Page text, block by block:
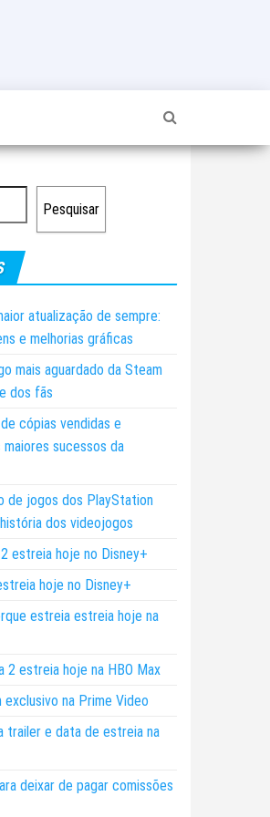
Pesquisar
atualização de sempre:
e melhorias gráficas
mais aguardado da Steam
dos fãs
cópias vendidas e
sucessos da
de jogos dos PlayStation
dos videojogos
estreia hoje no Disney+
hoje no Disney+
estreia estreia hoje na
2 estreia hoje na HBO Max
na Prime Video
trailer e data de estreia na
deixar de pagar comissões